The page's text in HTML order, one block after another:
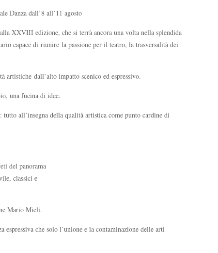
Danza dall’8 all’11 agosto
XXVIII edizione, che si terrà ancora una volta nella splendida
capace di riunire la passione per il teatro, la trasversalità dei
artistiche dall’alto impatto scenico ed espressivo.
una fucina di idee.
all’insegna della qualità artistica come punto cardine di
del panorama
classici e
Mario Mieli.
che solo l’unione e la contaminazione delle arti